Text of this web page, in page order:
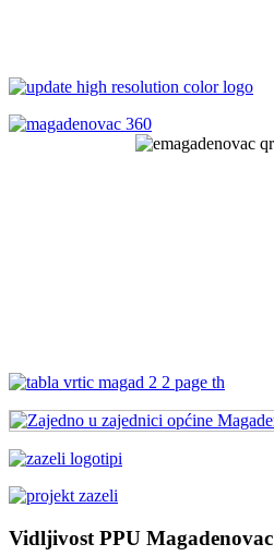
Vidljivost PPU Magadenovac